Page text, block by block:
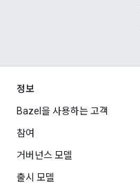
정보
Bazel을 사용하는 고객
참여
거버넌스 모델
출시 모델